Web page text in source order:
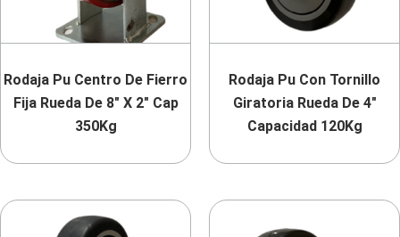
Rodaja Pu Centro De Fierro
Fija Rueda De 8″ X 2″ Cap
350Kg
Rodaja Pu Con Tornillo
Giratoria Rueda De 4″
Capacidad 120Kg